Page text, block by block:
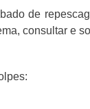
de
consultar e